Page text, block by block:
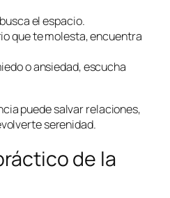
el espacio.
que te molesta, encuentra
o ansiedad, escucha
puede salvar relaciones,
serenidad.
de la